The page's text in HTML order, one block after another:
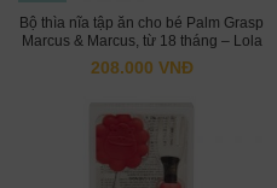
Bộ thìa nĩa tập ăn cho bé Palm Grasp
Marcus & Marcus, từ 18 tháng – Lola
208.000 VNĐ